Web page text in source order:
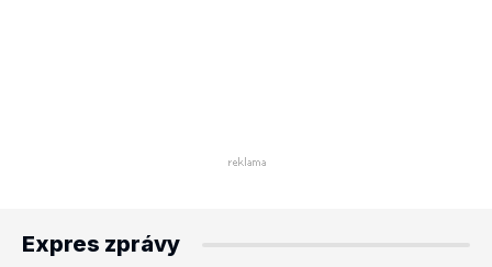
Expres zprávy